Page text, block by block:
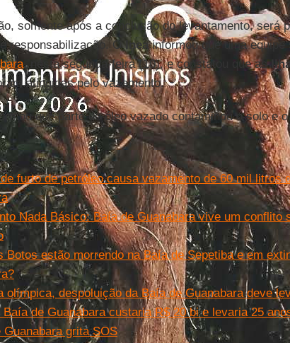
somente após a conclusão do levantamento, será
responsabilização. OIneainformou que uma equipe
, nesta segunda-feira (10), e constatou que as
atingidas pelo vazamento.
que parte do óleo vazado contaminou o solo e o
furto de petróleo causa vazamento de 60 mil litros
Nada Básico: Baía de Guanabara vive um conflito
Botos estão morrendo na Baía de Sepetiba e em
olímpica, despoluição da Baía de Guanabara deve
Baía de Guanabara custaria R$ 20 bi e levaria 25
Guanabara grita SOS